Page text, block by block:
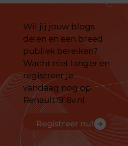
Wil jij jouw blogs
delen en een breed
publiek bereiken?
Wacht niet langer en
registreer je
vandaag nog op
Renault1916v.nl
Registreer nu!